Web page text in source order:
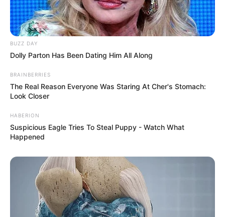
BUZZ DAY
Dolly Parton Has Been Dating Him All Along
BRAINBERRIES
The Real Reason Everyone Was Staring At Cher's Stomach:
Look Closer
HABERION
Suspicious Eagle Tries To Steal Puppy - Watch What
Happened